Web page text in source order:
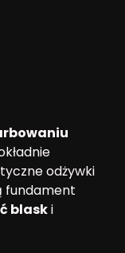
odżywki
fundament
blaski